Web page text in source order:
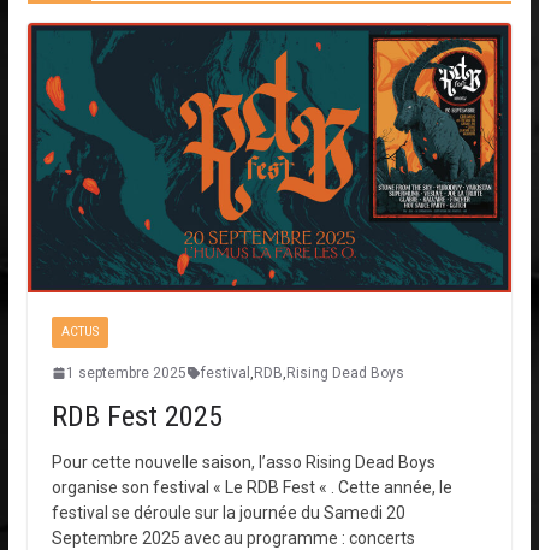
ACTUS
1 septembre 2025 festival , RDB, Rising Dead Boys
RDB Fest 2025
Pour cette nouvelle saison, l’asso Rising Dead Boys
organise son festival « Le RDB Fest « . Cette année, le
festival se déroule sur la journée du Samedi 20
Septembre 2025 avec au programme : concerts